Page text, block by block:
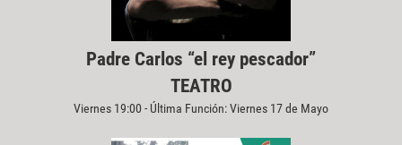
Padre Carlos “el rey pescador”
TEATRO
Viernes 19:00 - Última Función: Viernes 17 de Mayo